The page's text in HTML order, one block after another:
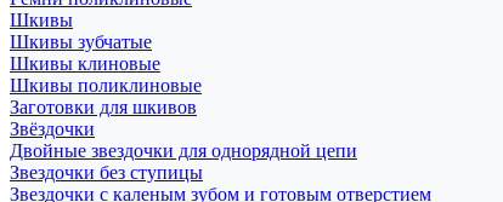
Шкивы
Шкивы зубчатые
Шкивы клиновые
Шкивы поликлиновые
Заготовки для шкивов
Звёздочки
Двойные звездочки для однорядной цепи
Звездочки без ступицы
Звездочки с каленым зубом и готовым отверстием